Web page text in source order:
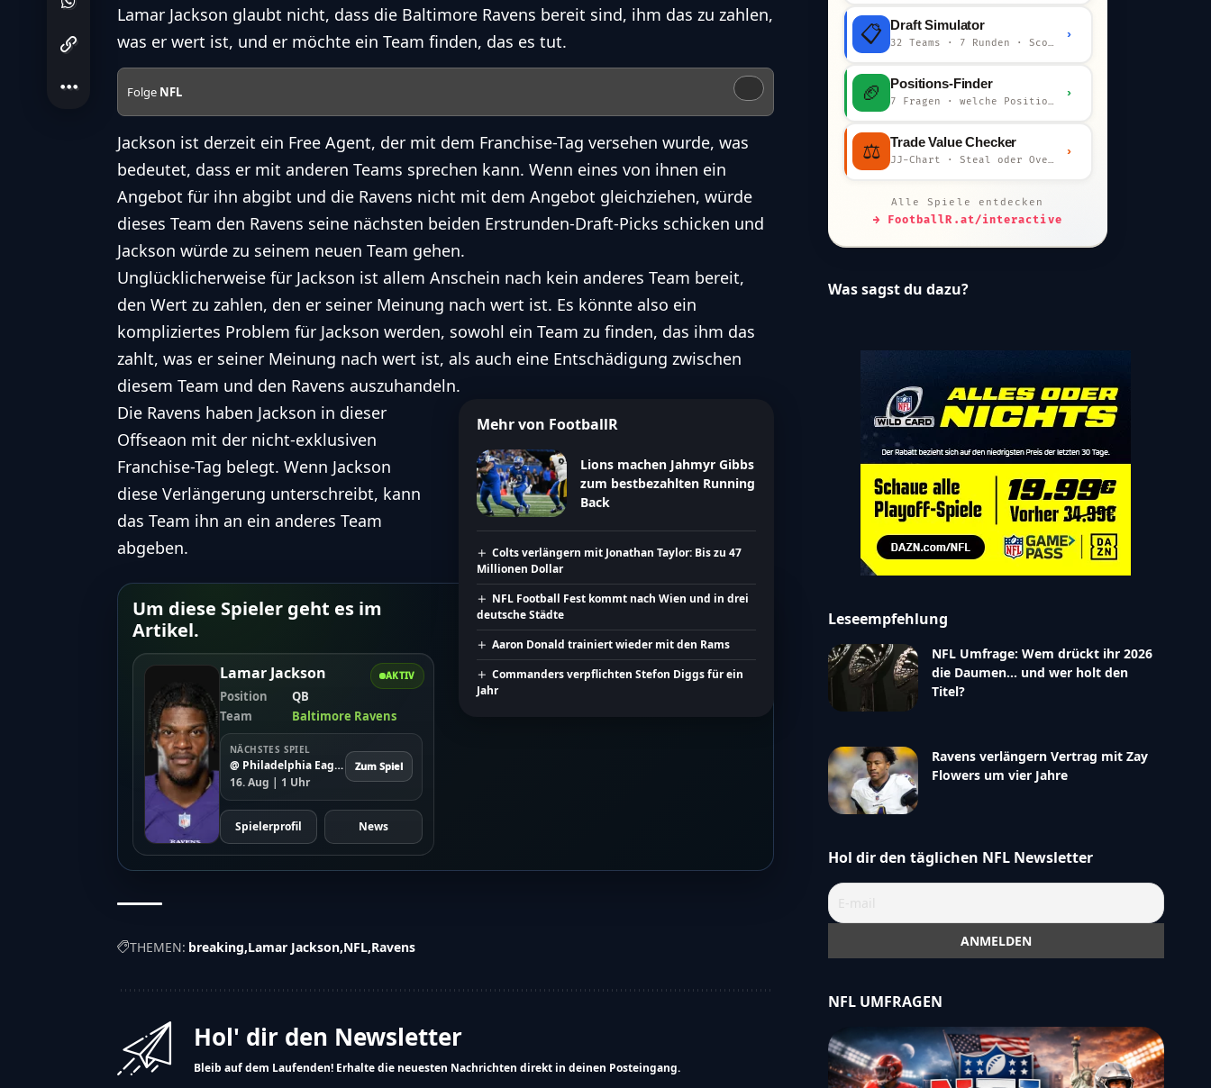
Lamar Jackson glaubt nicht, dass die Baltimore Ravens bereit sind, ihm das zu zahlen,
was er wert ist, und er möchte ein Team finden, das es tut.
Folge NFL
Jackson ist derzeit ein Free Agent, der mit dem Franchise-Tag versehen wurde, was
bedeutet, dass er mit anderen Teams sprechen kann. Wenn eines von ihnen ein
Angebot für ihn abgibt und die Ravens nicht mit dem Angebot gleichziehen, würde
dieses Team den Ravens seine nächsten beiden Erstrunden-Draft-Picks schicken und
Jackson würde zu seinem neuen Team gehen.
Unglücklicherweise für Jackson ist allem Anschein nach kein anderes Team bereit,
den Wert zu zahlen, den er seiner Meinung nach wert ist. Es könnte also ein
kompliziertes Problem für Jackson werden, sowohl ein Team zu finden, das ihm das
zahlt, was er seiner Meinung nach wert ist, als auch eine Entschädigung zwischen
diesem Team und den Ravens auszuhandeln.
Mehr von FootballR
Lions machen Jahmyr Gibbs
zum bestbezahlten Running
Back
Colts verlängern mit Jonathan Taylor: Bis zu 47
Millionen Dollar
NFL Football Fest kommt nach Wien und in drei
deutsche Städte
Aaron Donald trainiert wieder mit den Rams
Commanders verpflichten Stefon Diggs für ein
Jahr
Die Ravens haben Jackson in dieser
Offseaon mit der nicht-exklusiven
Franchise-Tag belegt. Wenn Jackson
diese Verlängerung unterschreibt, kann
das Team ihn an ein anderes Team
abgeben.
Um diese Spieler geht es im
Artikel.
AKTIV
Lamar Jackson
Position
QB
Team
Baltimore Ravens
NÄCHSTES SPIEL
@ Philadelphia Eagles
16. Aug | 1 Uhr
Zum Spiel
Spielerprofil News
THEMEN: breaking Lamar Jackson NFL Ravens
Hol' dir den Newsletter
Bleib auf dem Laufenden! Erhalte die neuesten Nachrichten direkt in deinen Posteingang.
📋 Draft Simulator
32 Teams · 7 Runden · Scout-Kommentar
›
🏈 Positions-Finder
7 Fragen · welche Position bist du?
›
⚖️ Trade Value Checker
JJ-Chart · Steal oder Overpay?
›
Alle Spiele entdecken
→ FootballR.at/interactive
Was sagst du dazu?
Leseempfehlung
NFL Umfrage: Wem drückt ihr 2026
die Daumen… und wer holt den
Titel?
Ravens verlängern Vertrag mit Zay
Flowers um vier Jahre
Hol dir den täglichen NFL Newsletter
NFL UMFRAGEN